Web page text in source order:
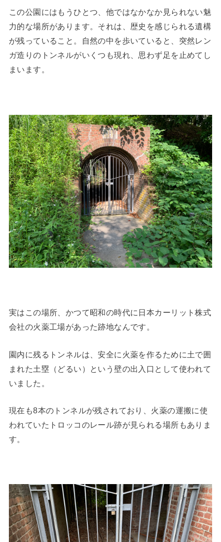
この公園にはもうひとつ、他ではなかなか見られない魅
力的な場所があります。それは、歴史を感じられる遺構
が残っていること。自然の中を歩いていると、突然レン
ガ造りのトンネルがいくつも現れ、思わず足を止めてし
まいます。
実はこの場所、かつて昭和の時代に日本カーリット株式
会社の火薬工場があった跡地なんです。
園内に残るトンネルは、安全に火薬を作るために土で囲
まれた土塁（どるい）という壁の出入口として使われて
いました。
現在も8本のトンネルが残されており、火薬の運搬に使
われていたトロッコのレール跡が見られる場所もありま
す。